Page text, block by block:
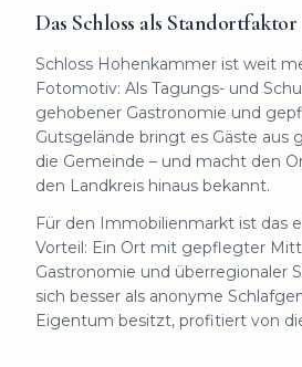
Das Schloss als Standortfaktor
Schloss Hohenkammer ist weit
Fotomotiv: Als Tagungs- und
gehobener Gastronomie und
Gutsgelände bringt es Gäste aus
die Gemeinde – und macht den
den Landkreis hinaus bekannt.
Für den Immobilienmarkt ist das
Vorteil: Ein Ort mit gepflegter
Gastronomie und überregionaler
sich besser als anonyme
Eigentum besitzt, profitiert von